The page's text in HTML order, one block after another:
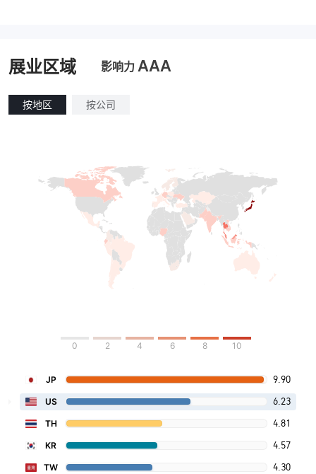
展业区域 影响力 AAA
按地区 按公司
0 2 4 6 8 10
JP 9.90
US 6.23
TH 4.81
KR 4.57
TW 4.30